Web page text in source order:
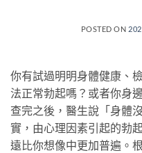
POSTED ON
你有試過明明身體健康、
法正常勃起嗎？或者你身
查完之後，醫生說「身體
實，由心理因素引起的勃
遠比你想像中更加普遍。